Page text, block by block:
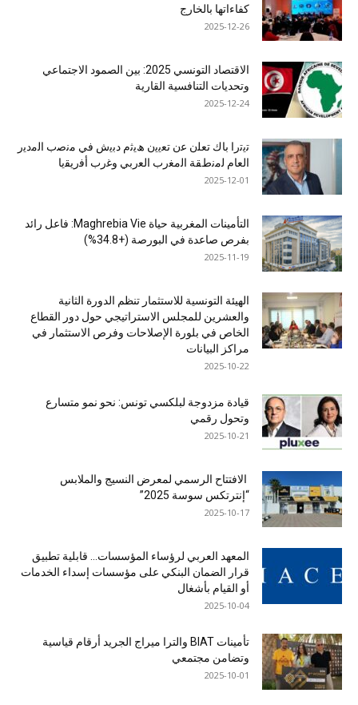
كفاءاتها بالخارج
2025-12-26
الاقتصاد التونسي 2025: بين الصمود الاجتماعي
وتحديات التنافسية القارية
2025-12-24
ﺗﯾﺗرا ﺑﺎك ﺗﻌﻠن ﻋن ﺗﻌﯾﯾن ھﯾﺛم دﺑﯾش ﻓﻲ ﻣﻧﺻب اﻟﻣدﯾر
اﻟﻌﺎم ﻟﻣﻧطﻘﺔ اﻟﻣﻐرب اﻟﻌرﺑﻲ وﻏرب أﻓرﯾﻘﯾﺎ
2025-12-01
التأمينات المغربية حياة Maghrebia Vie: فاعل رائد
بفرص صاعدة في البورصة (+34.8%)
2025-11-19
الهيئة التونسية للاستثمار تنظم الدورة الثانية
والعشرين للمجلس الاستراتيجي حول دور القطاع
الخاص في بلورة الإصلاحات وفرص الاستثمار في
مراكز البيانات
2025-10-22
قيادة مزدوجة لبلكسي تونس: نحو نمو متسارع
وتحول رقمي
2025-10-21
الافتتاح الرسمي لمعرض النسيج والملابس
“إنترتكس سوسة 2025”
2025-10-17
المعهد العربي لرؤساء المؤسسات… قابلية تطبيق
قرار الضمان البنكي على مؤسسات إسداء الخدمات
أو القيام بأشغال
2025-10-04
تأمينات BIAT والترا ميراج الجريد أرقام قياسية
وتضامن مجتمعي
2025-10-01